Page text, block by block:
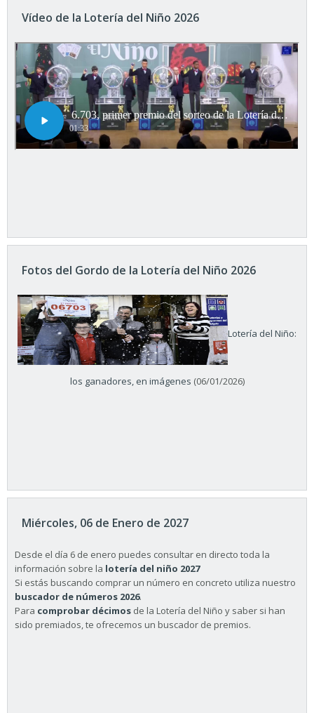
Vídeo de la Lotería del Niño 2026
Fotos del Gordo de la Lotería del Niño 2026
Lotería del Niño:
los ganadores, en imágenes (06/01/2026)
Miércoles, 06 de Enero de 2027
Desde el día 6 de enero puedes consultar en directo toda la
información sobre la lotería del niño 2027
Si estás buscando comprar un número en concreto utiliza nuestro
buscador de números 2026.
Para comprobar décimos de la Lotería del Niño y saber si han
sido premiados, te ofrecemos un buscador de premios.